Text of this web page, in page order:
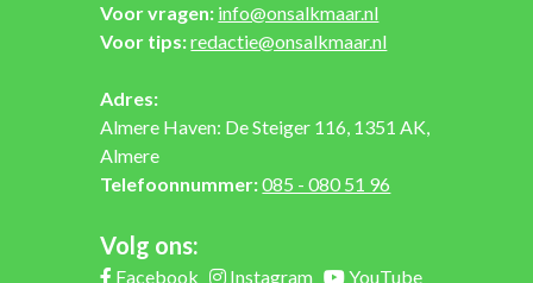
Voor vragen: info@onsalkmaar.nl
Voor tips:redactie@onsalkmaar.nl
Adres:
Almere Haven: De Steiger 116, 1351 AK,
Almere
Telefoonnummer:085 - 080 51 96
Volg ons:
Facebook Instagram YouTube